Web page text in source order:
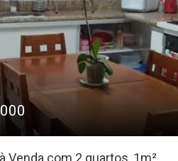
Venda com 2 quartos, 1m²